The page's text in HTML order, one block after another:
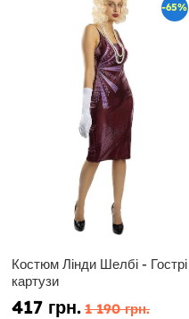
-65%
Костюм Лінди Шелбі - Гострі
картузи
417 грн. 1 190 грн.